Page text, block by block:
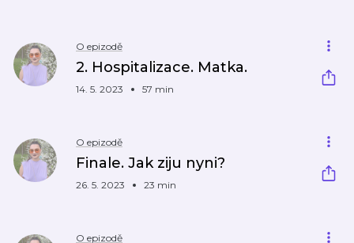
O epizodě
2. Hospitalizace. Matka.
14. 5. 2023 57 min
O epizodě
Finale. Jak ziju nyni?
26. 5. 2023 23 min
O epizodě